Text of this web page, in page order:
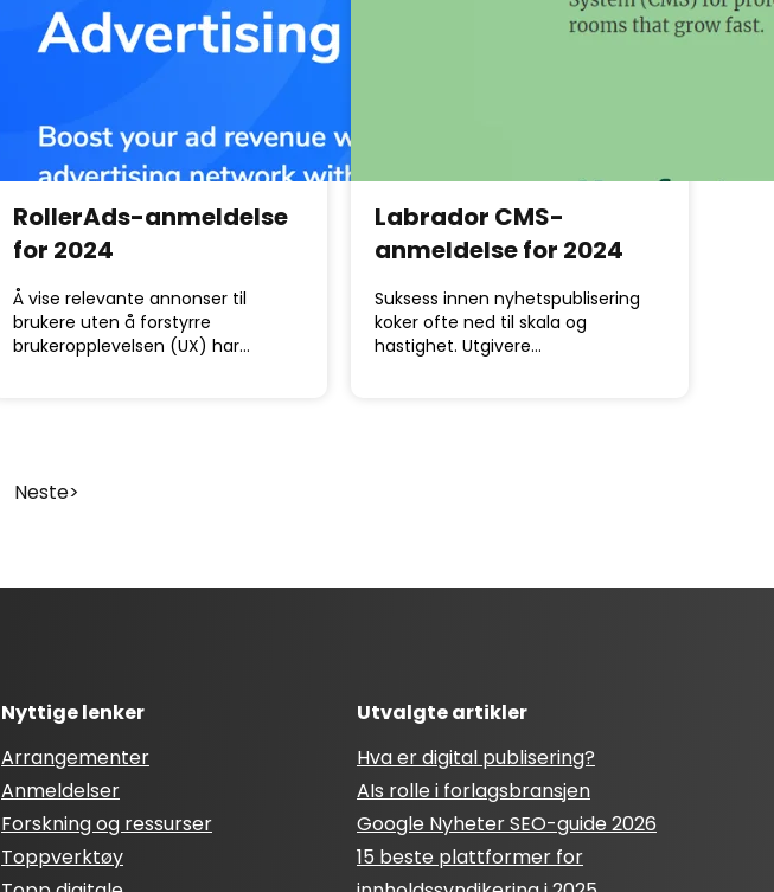
RollerAds-anmeldelse
for 2024
Å vise relevante annonser til
brukere uten å forstyrre
brukeropplevelsen (UX) har…
Labrador CMS-
anmeldelse for 2024
Suksess innen nyhetspublisering
koker ofte ned til skala og
hastighet. Utgivere…
Neste>
Nyttige lenker
Arrangementer
Anmeldelser
Forskning og ressurser
Toppverktøy
Utvalgte artikler
Hva er digital publisering?
AIs rolle i forlagsbransjen
Google Nyheter SEO-guide 2026
15 beste plattformer for